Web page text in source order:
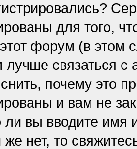
для того,
форум (в этом
лучше связаться
почему это
и вам не
ли вы вводите
же нет, то